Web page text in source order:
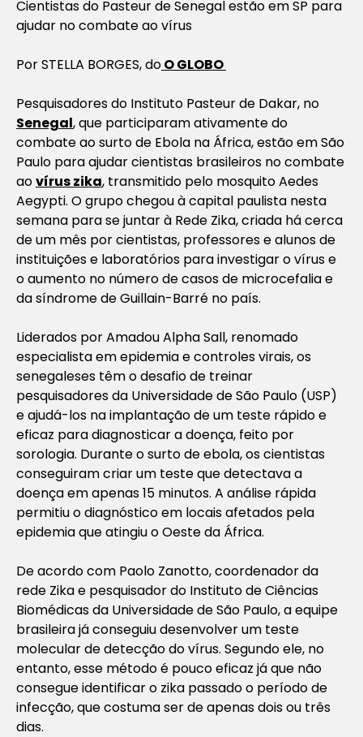
Cientistas do Pasteur de Senegal estão em SP para
ajudar no combate ao vírus
Por STELLA BORGES, doO GLOBO
Pesquisadores do Instituto Pasteur de Dakar, no
Senegal, que participaram ativamente do
combate ao surto de Ebola na África, estão em São
Paulo para ajudar cientistas brasileiros no combate
aovírus zika, transmitido pelo mosquito Aedes
Aegypti. O grupo chegou à capital paulista nesta
semana para se juntar à Rede Zika, criada há cerca
de um mês por cientistas, professores e alunos de
instituições e laboratórios para investigar o vírus e
o aumento no número de casos de microcefalia e
da síndrome de Guillain-Barré no país.
Liderados por Amadou Alpha Sall, renomado
especialista em epidemia e controles virais, os
senegaleses têm o desafio de treinar
pesquisadores da Universidade de São Paulo (USP)
e ajudá-los na implantação de um teste rápido e
eficaz para diagnosticar a doença, feito por
sorologia. Durante o surto de ebola, os cientistas
conseguiram criar um teste que detectava a
doença em apenas 15 minutos. A análise rápida
permitiu o diagnóstico em locais afetados pela
epidemia que atingiu o Oeste da África.
De acordo com Paolo Zanotto, coordenador da
rede Zika e pesquisador do Instituto de Ciências
Biomédicas da Universidade de São Paulo, a equipe
brasileira já conseguiu desenvolver um teste
molecular de detecção do vírus. Segundo ele, no
entanto, esse método é pouco eficaz já que não
consegue identificar o zika passado o período de
infecção, que costuma ser de apenas dois ou três
dias.